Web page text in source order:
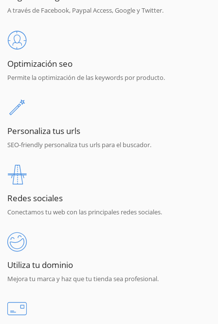
A través de Facebook, Paypal Access, Google y Twitter.
Optimización seo
Permite la optimización de las keywords por producto.
Personaliza tus urls
SEO-friendly personaliza tus urls para el buscador.
Redes sociales
Conectamos tu web con las principales redes sociales.
Utiliza tu dominio
Mejora tu marca y haz que tu tienda sea profesional.